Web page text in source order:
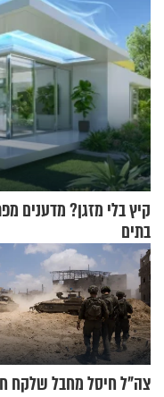
קיץ בלי מזגן? מדענים
בתים
צה"ל חיסל מחבל שלקח